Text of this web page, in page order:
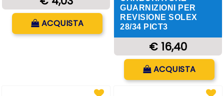
ACQUISTA
GUARNIZIONI PER
REVISIONE SOLEX
28/34 PICT3
€ 16,40
Quantità
ACQUISTA